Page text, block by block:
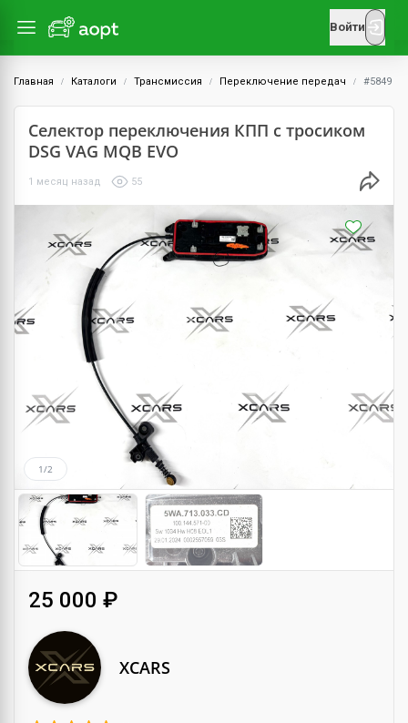
Войти
Главная Каталоги Трансмиссия Переключение передач #5849
Селектор переключения КПП с тросиком
DSG VAG MQB EVO
1 месяц назад 55
1/2
25 000 ₽
XCARS